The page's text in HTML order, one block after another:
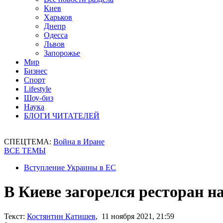
Киев
Харьков
Днепр
Одесса
Львов
Запорожье
Мир
Бизнес
Спорт
Lifestyle
Шоу-биз
Наука
БЛОГИ ЧИТАТЕЛЕЙ
СПЕЦТЕМА: Война в Иране
ВСЕ ТЕМЫ
Вступление Украины в ЕС
В Киеве загорелся ресторан
Текст: Костянтин Катишев, 11 ноября 2021, 21:59